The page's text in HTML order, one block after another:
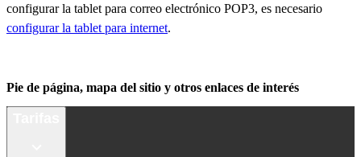
configurar la tablet para correo electrónico POP3, es necesario
configurar la tablet para internet.
Pie de página, mapa del sitio y otros enlaces de interés